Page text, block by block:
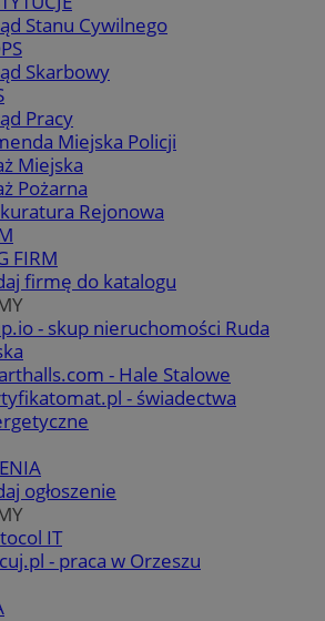
Stanu Cywilnego
Skarbowy
Pracy
Miejska Policji
Miejska
Pożarna
Rejonowa
FIRM
firmę do katalogu
- skup nieruchomości Ruda
- Hale Stalowe
- świadectwa
ogłoszenie
IT
- praca w Orzeszu